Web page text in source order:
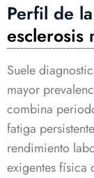
Perfil de
esclerosis
Suele
mayor
combina
fatiga
rendimiento
exigentes física